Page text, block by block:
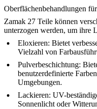
Oberflächenbehandlungen
Zamak 27 Teile können
unterzogen werden, um ihre
Eloxieren: Bietet
Vielzahl von
Pulverbeschichtung:
benutzerdefinierte
Umgebungen.
Lackieren: UV-
Sonnenlicht oder